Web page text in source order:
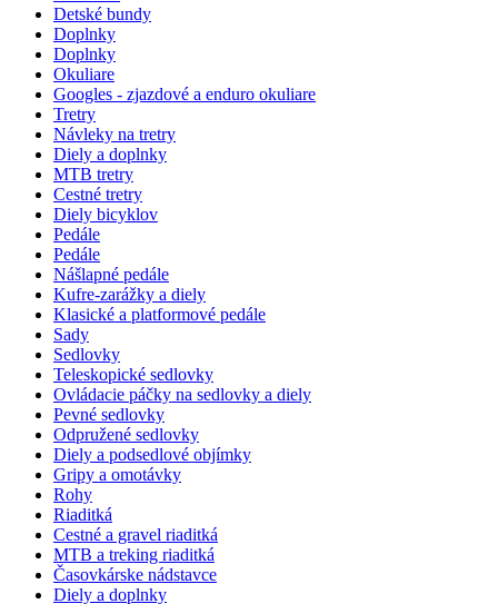
Detské bundy
Doplnky
Doplnky
Okuliare
Googles - zjazdové a enduro okuliare
Tretry
Návleky na tretry
Diely a doplnky
MTB tretry
Cestné tretry
Diely bicyklov
Pedále
Pedále
Nášlapné pedále
Kufre-zarážky a diely
Klasické a platformové pedále
Sady
Sedlovky
Teleskopické sedlovky
Ovládacie páčky na sedlovky a diely
Pevné sedlovky
Odpružené sedlovky
Diely a podsedlové objímky
Gripy a omotávky
Rohy
Riaditká
Cestné a gravel riaditká
MTB a treking riaditká
Časovkárske nádstavce
Diely a doplnky